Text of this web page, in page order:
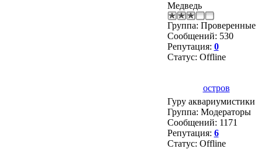
Медведь
Группа: Проверенные
Сообщений: 530
Репутация: 0
Статус: Offline
остров
Гуру аквариумистики
Группа: Модераторы
Сообщений: 1171
Репутация: 6
Статус: Offline